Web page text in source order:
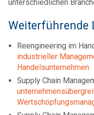
unterschiedlichen
Weiterführende
Reengineering im
industrieller
Handelsunternehmen.
Supply Chain